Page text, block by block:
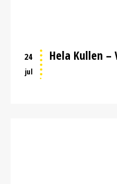
24
jul
Hela Kullen –